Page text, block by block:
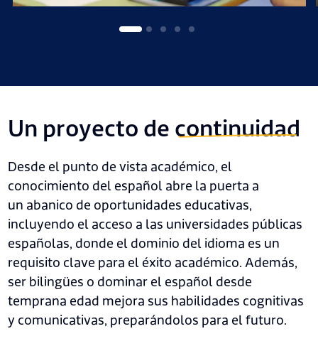
Un proyecto decontinuidad
Desde el punto de vista académico, el
conocimiento del español abre la puerta a
un abanico de oportunidades educativas,
incluyendo el acceso a las universidades públicas
españolas, donde el dominio del idioma es un
requisito clave para el éxito académico. Además,
ser bilingües o dominar el español desde
temprana edad mejora sus habilidades cognitivas
y comunicativas, preparándolos para el futuro.